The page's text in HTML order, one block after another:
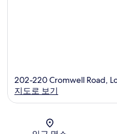
202-220 Cromwell Road,
지도로 보기